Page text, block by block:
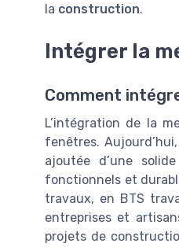
la construction.
Intégrer la
Comment
L’intégration de la
fenêtres.
ajoutée d’une
fonctionnels et
travaux, en BTS
entreprises et
projets de